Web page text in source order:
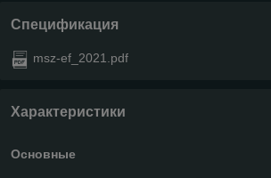
Спецификация
msz-ef_2021.pdf
Характеристики
Основные